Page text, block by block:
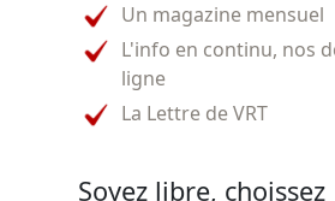
Un magazine mensuel
L'info en continu, nos
ligne
La Lettre de VRT
Soyez libre, choissez